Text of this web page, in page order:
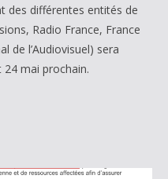
des différentes entités de
Radio France, France
de l’Audiovisuel) sera
24 mai prochain.